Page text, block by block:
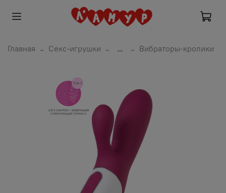
Главная Секс-игрушки ... Вибраторы-кролики